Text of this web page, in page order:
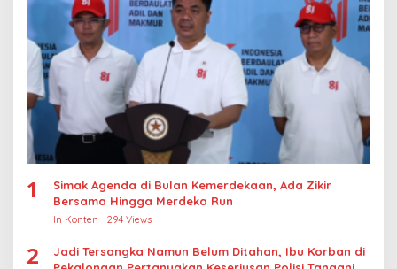
1
Simak Agenda di Bulan Kemerdekaan, Ada Zikir
Bersama Hingga Merdeka Run
In Konten 294 Views
2
Jadi Tersangka Namun Belum Ditahan, Ibu Korban di